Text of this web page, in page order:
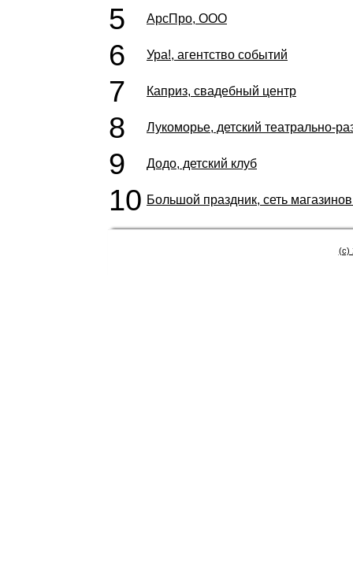
5 АрсПро, ООО
6 Ура!, агентство событий
7 Каприз, свадебный центр
8 Лукоморье, детский театрально-
9 Додо, детский клуб
10 Большой праздник, сеть
(c)